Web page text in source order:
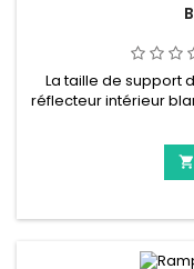
La taille de support
réflecteur intérieur
